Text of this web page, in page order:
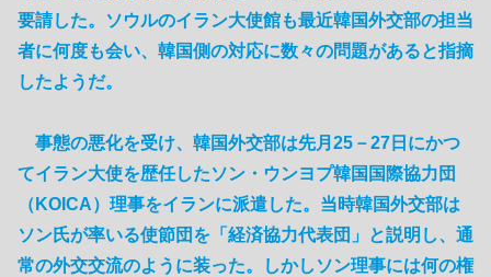
要請した。ソウルのイラン大使館も最近韓国外交部の担当
者に何度も会い、韓国側の対応に数々の問題があると指摘
したようだ。
事態の悪化を受け、韓国外交部は先月25－27日にかつ
てイラン大使を歴任したソン・ウンヨプ韓国国際協力団
（KOICA）理事をイランに派遣した。当時韓国外交部は
ソン氏が率いる使節団を「経済協力代表団」と説明し、通
常の外交交流のように装った。しかしソン理事には何の権